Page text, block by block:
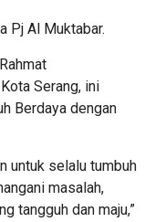
Pj Al Muktabar.
Serang, ini
Berdaya dengan
untuk selalu tumbuh
masalah,
tangguh dan maju,”